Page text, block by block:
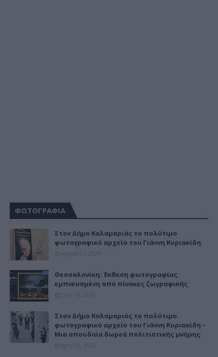
ΦΩΤΟΓΡΑΦΙΑ
Στον Δήμο Καλαμαριάς το πολύτιμο
φωτογραφικό αρχείο του Γιάννη Κυριακίδη
Θεσσαλονίκη: Έκθεση φωτογραφίας
εμπνευσμένη από πίνακες ζωγραφικής
Στον Δήμο Καλαμαριάς το πολύτιμο
φωτογραφικό αρχείο του Γιάννη Κυριακίδη –
Μια σπουδαία δωρεά πολιτιστικής μνήμης